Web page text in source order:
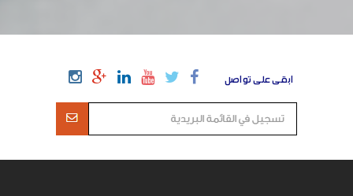
ابقى على تواصل